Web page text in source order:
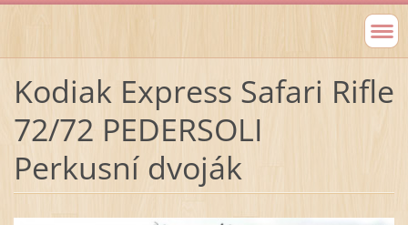
Kodiak Express Safari Rifle
72/72 PEDERSOLI
Perkusní dvoják